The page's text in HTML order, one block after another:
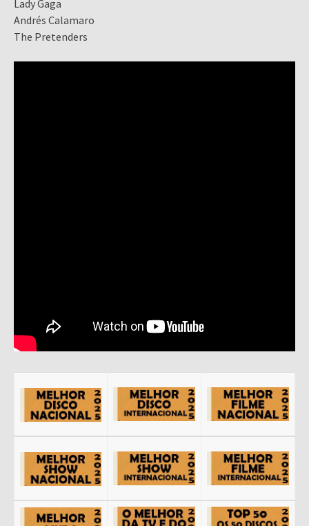
Lady Gaga
Andrés Calamaro
The Pretenders